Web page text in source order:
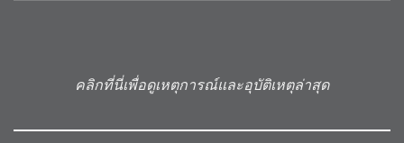
คลิกที่นี่เพื่อดูเหตุการณ์และอุบัติเหตุล่าสุด